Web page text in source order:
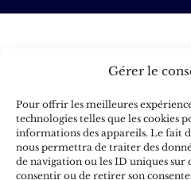
Gérer le
Pour offrir les meilleures
technologies telles que les cookies
informations des appareils. Le fait
nous permettra de traiter des
de navigation ou les ID uniques sur
consentir ou de retirer son